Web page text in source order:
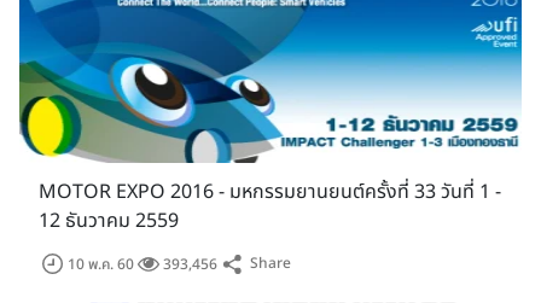
MOTOR EXPO 2016 - มหกรรมยานยนต์ครั้งที่ 33 วันที่ 1 -
12 ธันวาคม 2559
10 พ.ค. 60 393,456 Share